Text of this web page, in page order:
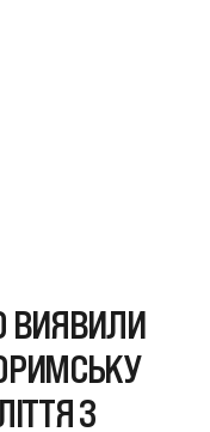
ВИЯВИЛИ
З